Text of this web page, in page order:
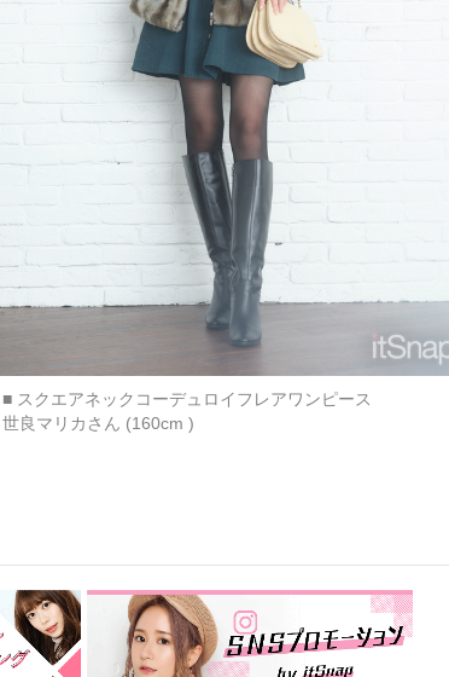
■ スクエアネックコーデュロイフレアワンピース
世良マリカさん (160cm )